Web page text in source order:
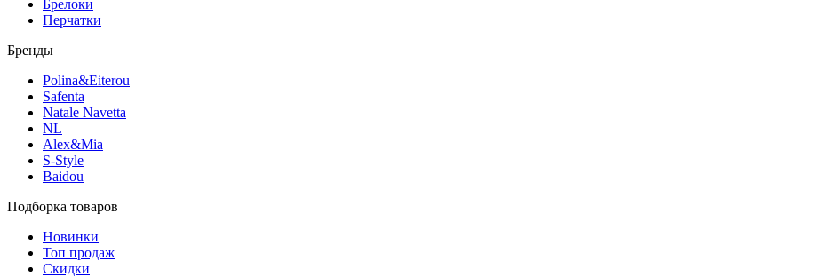
Брелоки
Перчатки
Бренды
Polina&Eiterou
Safenta
Natale Navetta
NL
Alex&Mia
S-Style
Baidou
Подборка товаров
Новинки
Топ продаж
Скидки